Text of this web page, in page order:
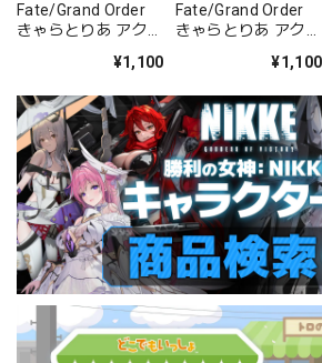
Fate/Grand Order
きゃらとりあ アクリ
¥1,100
Fate/Grand Order
きゃらとりあ アクリ
ー/パッションリッ
¥1,100